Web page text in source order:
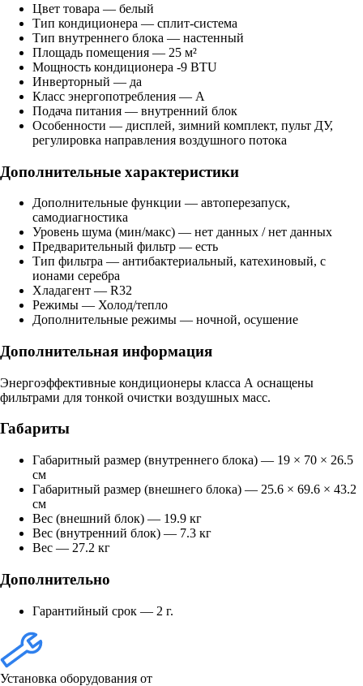
Цвет товара — белый
Тип кондиционера — сплит-система
Тип внутреннего блока — настенный
Площадь помещения — 25 м²
Мощность кондиционера -9 BTU
Инверторный — да
Класс энергопотребления — A
Подача питания — внутренний блок
Особенности — дисплей, зимний комплект, пульт ДУ,
регулировка направления воздушного потока
Дополнительные характеристики
Дополнительные функции — автоперезапуск,
самодиагностика
Уровень шума (мин/макс) — нет данных / нет данных
Предварительный фильтр — есть
Тип фильтра — антибактериальный, катехиновый, с
ионами серебра
Хладагент — R32
Режимы — Холод/тепло
Дополнительные режимы — ночной, осушение
Дополнительная информация
Энергоэффективные кондиционеры класса А оснащены
фильтрами для тонкой очистки воздушных масс.
Габариты
Габаритный размер (внутреннего блока) — 19 × 70 × 26.5
см
Габаритный размер (внешнего блока) — 25.6 × 69.6 × 43.2
см
Вес (внешний блок) — 19.9 кг
Вес (внутренний блок) — 7.3 кг
Вес — 27.2 кг
Дополнительно
Гарантийный срок — 2 г.
Установка оборудования от